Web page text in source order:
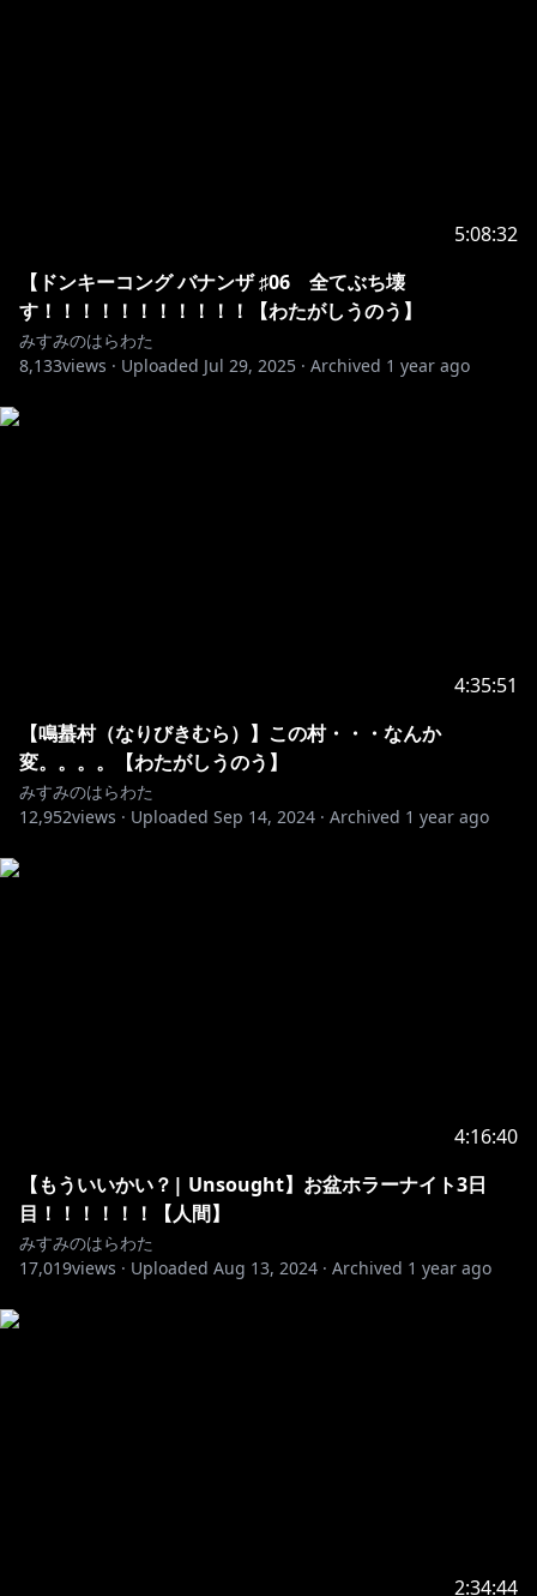
5:08:32
【ドンキーコング バナンザ ♯06 全てぶち壊
す！！！！！！！！！！！【わたがしうのう】
みすみのはらわた
8,133views · Uploaded Jul 29, 2025 · Archived 1 year ago
4:35:51
【鳴蟇村（なりびきむら）】この村・・・なんか
変。。。。【わたがしうのう】
みすみのはらわた
12,952views · Uploaded Sep 14, 2024 · Archived 1 year ago
4:16:40
【もういいかい？| Unsought】お盆ホラーナイト3日
目！！！！！！【人間】
みすみのはらわた
17,019views · Uploaded Aug 13, 2024 · Archived 1 year ago
2:34:44